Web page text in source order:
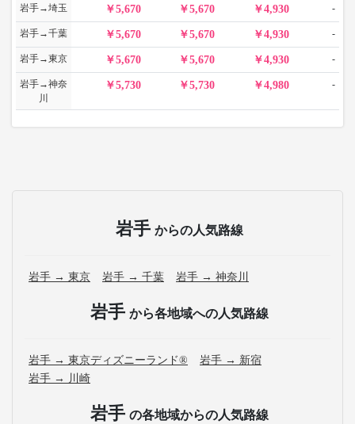
岩手→埼玉 5,670 5,670 4,930 -
岩手→千葉 5,670 5,670 4,930 -
岩手→東京 5,670 5,670 4,930 -
岩手→神奈
川
5,730 5,730 4,980 -
岩手 からの人気路線
岩手 → 東京 岩手 → 千葉 岩手 → 神奈川
岩手 から各地域への人気路線
岩手 → 東京ディズニーランド®
岩手 → 新宿
岩手 → 川崎
岩手 の各地域からの人気路線